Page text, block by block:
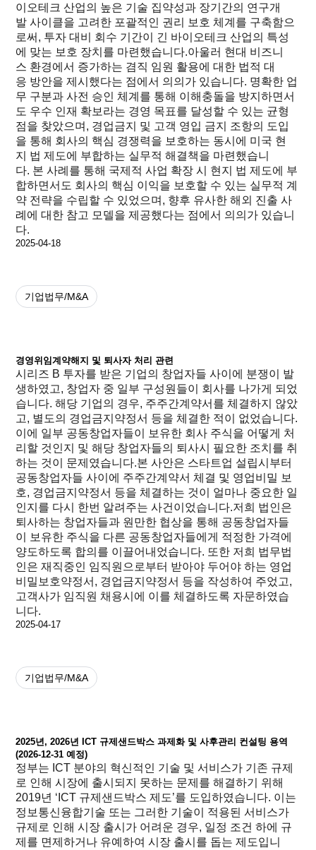
이오테크 산업의 높은 기술 집약성과 장기간의 연구개
발 사이클을 고려한 포괄적인 권리 보호 체계를 구축함으
로써, 투자 대비 회수 기간이 긴 바이오테크 산업의 특성
에 맞는 보호 장치를 마련했습니다.아울러 현대 비즈니
스 환경에서 증가하는 겸직 임원 활용에 대한 법적 대
응 방안을 제시했다는 점에서 의의가 있습니다. 명확한 업
무 구분과 사전 승인 체계를 통해 이해충돌을 방지하면서
도 우수 인재 확보라는 경영 목표를 달성할 수 있는 균형
점을 찾았으며, 경업금지 및 고객 영입 금지 조항의 도입
을 통해 회사의 핵심 경쟁력을 보호하는 동시에 미국 현
지 법 제도에 부합하는 실무적 해결책을 마련했습니
다. 본 사례를 통해 국제적 사업 확장 시 현지 법 제도에 부
합하면서도 회사의 핵심 이익을 보호할 수 있는 실무적 계
약 전략을 수립할 수 있었으며, 향후 유사한 해외 진출 사
례에 대한 참고 모델을 제공했다는 점에서 의의가 있습니
다.
2025-04-18
기업법무/M&A
경영위임계약해지 및 퇴사자 처리 관련
시리즈 B 투자를 받은 기업의 창업자들 사이에 분쟁이 발
생하였고, 창업자 중 일부 구성원들이 회사를 나가게 되었
습니다. 해당 기업의 경우, 주주간계약서를 체결하지 않았
고, 별도의 경업금지약정서 등을 체결한 적이 없었습니다.
이에 일부 공동창업자들이 보유한 회사 주식을 어떻게 처
리할 것인지 및 해당 창업자들의 퇴사시 필요한 조치를 취
하는 것이 문제였습니다.본 사안은 스타트업 설립시부터
공동창업자들 사이에 주주간계약서 체결 및 영업비밀 보
호, 경업금지약정서 등을 체결하는 것이 얼마나 중요한 일
인지를 다시 한번 알려주는 사건이었습니다.저희 법인은
퇴사하는 창업자들과 원만한 협상을 통해 공동창업자들
이 보유한 주식을 다른 공동창업자들에게 적정한 가격에
양도하도록 합의를 이끌어내었습니다. 또한 저희 법무법
인은 재직중인 임직원으로부터 받아야 두어야 하는 영업
비밀보호약정서, 경업금지약정서 등을 작성하여 주었고,
고객사가 임직원 채용시에 이를 체결하도록 자문하였습
니다.
2025-04-17
기업법무/M&A
2025년, 2026년 ICT 규제샌드박스 과제화 및 사후관리 컨설팅 용역
(2026-12-31 예정)
정부는 ICT 분야의 혁신적인 기술 및 서비스가 기존 규제
로 인해 시장에 출시되지 못하는 문제를 해결하기 위해
2019년 ‘ICT 규제샌드박스 제도’를 도입하였습니다. 이는
정보통신융합기술 또는 그러한 기술이 적용된 서비스가
규제로 인해 시장 출시가 어려운 경우, 일정 조건 하에 규
제를 면제하거나 유예하여 시장 출시를 돕는 제도입니